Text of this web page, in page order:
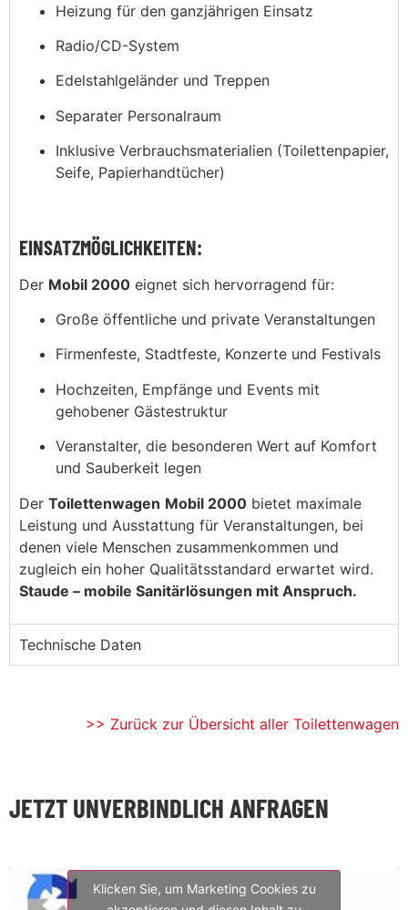
Heizung für den ganzjährigen Einsatz
Radio/CD-System
Edelstahlgeländer und Treppen
Separater Personalraum
Inklusive Verbrauchsmaterialien (Toilettenpapier,
Seife, Papierhandtücher)
EINSATZMÖGLICHKEITEN:
Der Mobil 2000 eignet sich hervorragend für:
Große öffentliche und private Veranstaltungen
Firmenfeste, Stadtfeste, Konzerte und Festivals
Hochzeiten, Empfänge und Events mit
gehobener Gästestruktur
Veranstalter, die besonderen Wert auf Komfort
und Sauberkeit legen
Der Toilettenwagen Mobil 2000 bietet maximale
Leistung und Ausstattung für Veranstaltungen, bei
denen viele Menschen zusammenkommen und
zugleich ein hoher Qualitätsstandard erwartet wird.
Staude – mobile Sanitärlösungen mit Anspruch.
Technische Daten
>> Zurück zur Übersicht aller Toilettenwagen
JETZT UNVERBINDLICH ANFRAGEN
Klicken Sie, um Marketing Cookies zu